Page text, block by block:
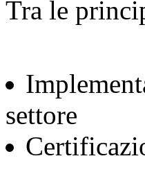
Tra le
settore